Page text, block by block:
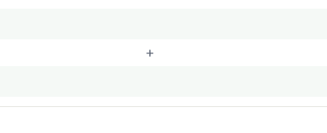
+